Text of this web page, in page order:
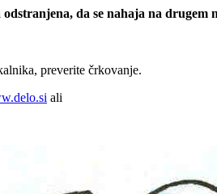
da se nahaja na drugem
preverite črkovanje.
ali